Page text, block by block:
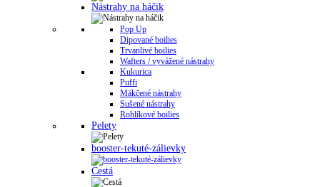
Nástrahy na háčik
Pop Up
Dipované boilies
Trvanlivé boilies
Wafters / vyvážené nástrahy
Kukurica
Puffi
Mäkčené nástrahy
Sušené nástrahy
Rohlíkové boilies
Pelety
booster-tekuté-zálievky
Cestá